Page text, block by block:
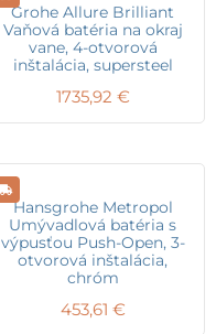
Grohe Allure Brilliant
Vaňová batéria na okraj
vane, 4-otvorová
inštalácia, supersteel
1735,92 €
Hansgrohe Metropol
Umývadlová batéria s
výpusťou Push-Open, 3-
otvorová inštalácia,
chróm
453,61 €